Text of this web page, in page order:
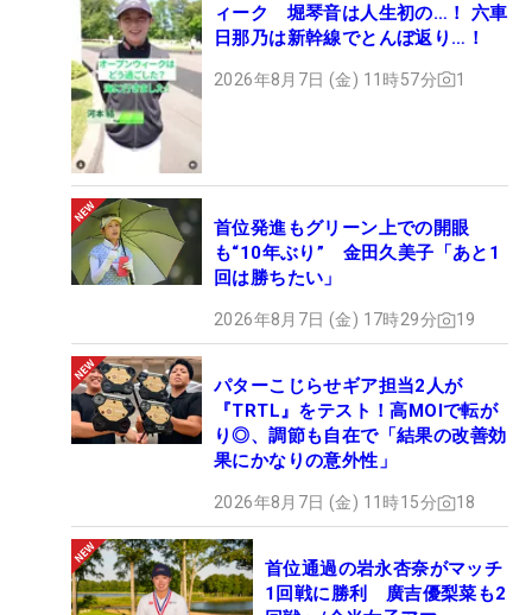
ィーク 堀琴音は人生初の…！ 六車
日那乃は新幹線でとんぼ返り…！
2026年8月7日 (金) 11時57分 1
首位発進もグリーン上での開眼
も“10年ぶり” 金田久美子「あと1
回は勝ちたい」
2026年8月7日 (金) 17時29分 19
パターこじらせギア担当2人が
『TRTL』をテスト！高MOIで転が
り◎、調節も自在で「結果の改善効
果にかなりの意外性」
2026年8月7日 (金) 11時15分 18
首位通過の岩永杏奈がマッチ
1回戦に勝利 廣吉優梨菜も2